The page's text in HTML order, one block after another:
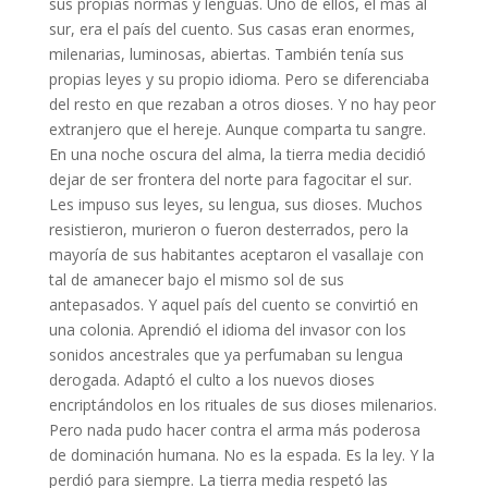
sur, era el país del cuento. Sus casas eran enormes,
milenarias, luminosas, abiertas. También tenía sus
propias leyes y su propio idioma. Pero se diferenciaba
del resto en que rezaban a otros dioses. Y no hay peor
extranjero que el hereje. Aunque comparta tu sangre.
En una noche oscura del alma, la tierra media decidió
dejar de ser frontera del norte para fagocitar el sur.
Les impuso sus leyes, su lengua, sus dioses. Muchos
resistieron, murieron o fueron desterrados, pero la
mayoría de sus habitantes aceptaron el vasallaje con
tal de amanecer bajo el mismo sol de sus
antepasados. Y aquel país del cuento se convirtió en
una colonia. Aprendió el idioma del invasor con los
sonidos ancestrales que ya perfumaban su lengua
derogada. Adaptó el culto a los nuevos dioses
encriptándolos en los rituales de sus dioses milenarios.
Pero nada pudo hacer contra el arma más poderosa
de dominación humana. No es la espada. Es la ley. Y la
perdió para siempre. La tierra media respetó las